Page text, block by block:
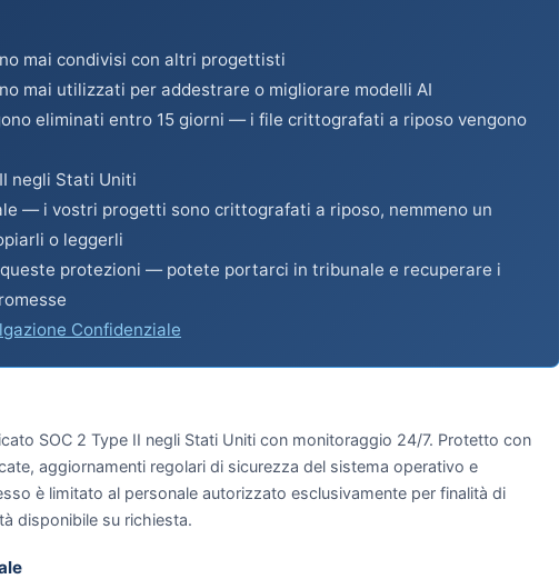
mai condivisi con altri progettisti
mai utilizzati per addestrare o migliorare modelli AI
eliminati entro 15 giorni — i file crittografati a riposo vengono
negli Stati Uniti
— i vostri progetti sono crittografati a riposo, nemmeno un
o leggerli
protezioni — potete portarci in tribunale e recuperare i
Confidenziale
SOC 2 Type II negli Stati Uniti con monitoraggio 24/7. Protetto con
aggiornamenti regolari di sicurezza del sistema operativo e
è limitato al personale autorizzato esclusivamente per finalità di
disponibile su richiesta.